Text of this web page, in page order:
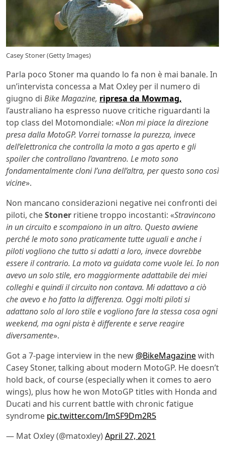
Casey Stoner (Getty Images)
Parla poco Stoner ma quando lo fa non è mai banale. In
un’intervista concessa a Mat Oxley per il numero di
giugno di Bike Magazine, ripresa da Mowmag,
l’australiano ha espresso nuove critiche riguardanti la
top class del Motomondiale: «Non mi piace la direzione
presa dalla MotoGP. Vorrei tornasse la purezza, invece
dell’elettronica che controlla la moto a gas aperto e gli
spoiler che controllano l’avantreno. Le moto sono
fondamentalmente cloni l’una dell’altra, per questo sono così
vicine».
Non mancano considerazioni negative nei confronti dei
piloti, cheStoner ritiene troppo incostanti: «Stravincono
in un circuito e scompaiono in un altro. Questo avviene
perché le moto sono praticamente tutte uguali e anche i
piloti vogliono che tutto si adatti a loro, invece dovrebbe
essere il contrario. La moto va guidata come vuole lei. Io non
avevo un solo stile, ero maggiormente adattabile dei miei
colleghi e quindi il circuito non contava. Mi adattavo a ciò
che avevo e ho fatto la differenza. Oggi molti piloti si
adattano solo al loro stile e vogliono fare la stessa cosa ogni
weekend, ma ogni pista è differente e serve reagire
diversamente».
Got a 7-page interview in the new @BikeMagazinewith
Casey Stoner, talking about modern MotoGP. He doesn’t
hold back, of course (especially when it comes to aero
wings), plus how he won MotoGP titles with Honda and
Ducati and his current battle with chronic fatigue
syndrome pic.twitter.com/ImSF9Dm2R5
— Mat Oxley (@matoxley)April 27, 2021